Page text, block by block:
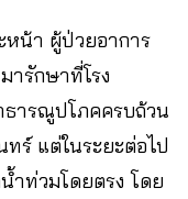
หน้า ผู้ป่วยอาการ
ารักษาที่โรง
ารณูปโภคครบถ้วน
ร์ แต่ในระยะต่อไป
ำท่วมโดยตรง โดย